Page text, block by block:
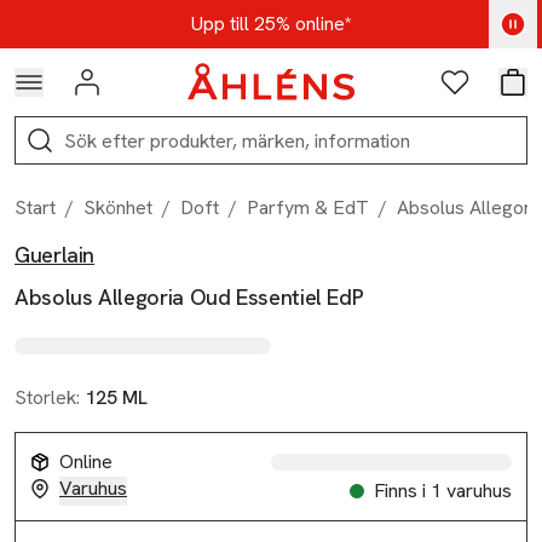
Hoppa till navigationsmenynUpp till 25% online*
Kod: AUG25 - Shoppa nu
Logga in Favoriter
Sök
Start / Skönhet / Doft / Parfym & EdT / Absolus
Produktbilder
Hoppa över bildspelet
Guerlain
Absolus Allegoria Oud Essentiel EdP
Storlek: 125 ML
Online
Varuhus
Finns i 1 varuhus
Produktinformation